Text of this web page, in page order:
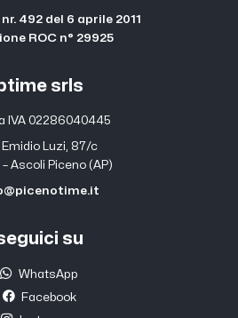
492 del 6 aprile 2011
ROC n° 29925
srls
IVA 02286040445
Emidio Luzi, 87/c
– Ascoli Piceno (AP)
su
WhatsApp
Facebook